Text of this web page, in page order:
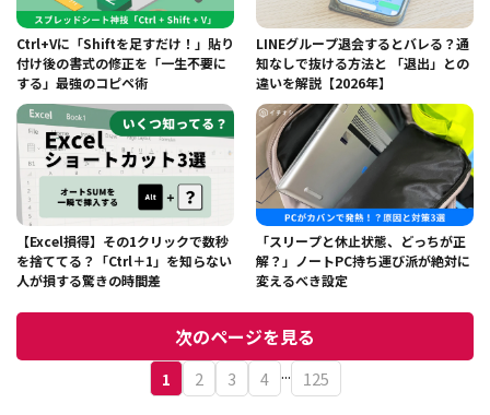
Ctrl+Vに「Shiftを足すだけ！」貼り
付け後の書式の修正を「一生不要に
する」最強のコピペ術
LINEグループ退会するとバレる？通
知なしで抜ける方法と 「退出」との
違いを解説【2026年】
【Excel損得】その1クリックで数秒
を捨ててる？「Ctrl＋1」を知らない
人が損する驚きの時間差
「スリープと休止状態、どっちが正
解？」ノートPC持ち運び派が絶対に
変えるべき設定
次のページを見る
1 2 3 4 ... 125